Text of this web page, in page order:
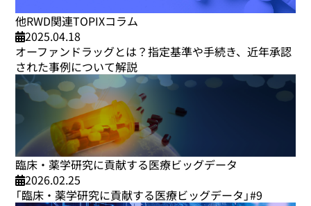
他RWD関連TOPIXコラム
2025.04.18
オーファンドラッグとは？指定基準や手続き、近年承認
された事例について解説
臨床・薬学研究に貢献する医療ビッグデータ
2026.02.25
「臨床・薬学研究に貢献する医療ビッグデータ」#9